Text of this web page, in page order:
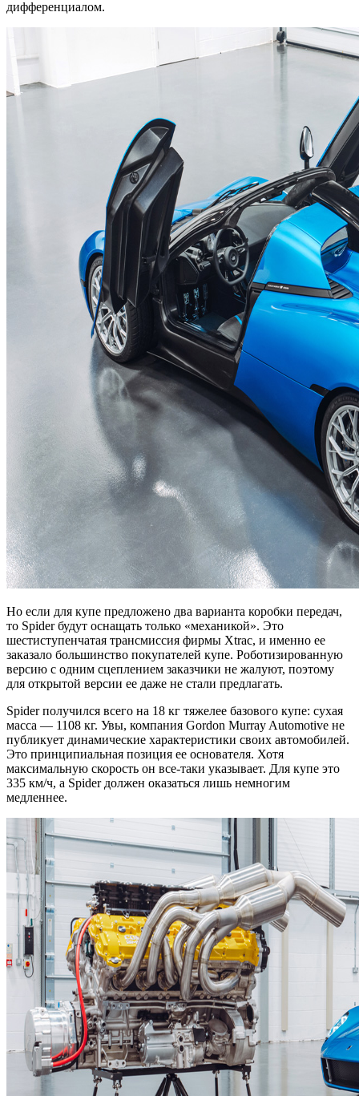
дифференциалом.
Но если для купе предложено два варианта коробки передач,
то Spider будут оснащать только «механикой». Это
шестиступенчатая трансмиссия фирмы Xtrac, и именно ее
заказало большинство покупателей купе. Роботизированную
версию с одним сцеплением заказчики не жалуют, поэтому
для открытой версии ее даже не стали предлагать.
Spider получился всего на 18 кг тяжелее базового купе: сухая
масса — 1108 кг. Увы, компания Gordon Murray Automotive не
публикует динамические характеристики своих автомобилей.
Это принципиальная позиция ее основателя. Хотя
максимальную скорость он все-таки указывает. Для купе это
335 км/ч, а Spider должен оказаться лишь немногим
медленнее.